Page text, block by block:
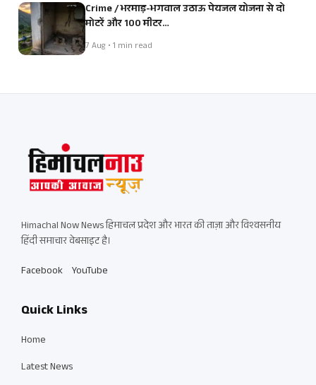
Crime / भरमाड़-भगवाल उठाऊ पेयजल योजना से दो
मोटरें और 100 मीटर…
7 Aug • 1 min read
Himachal Now News हिमाचल प्रदेश और भारत की ताज़ा और विश्वसनीय
हिंदी समाचार वेबसाइट है।
Facebook YouTube
Quick Links
Home
Latest News